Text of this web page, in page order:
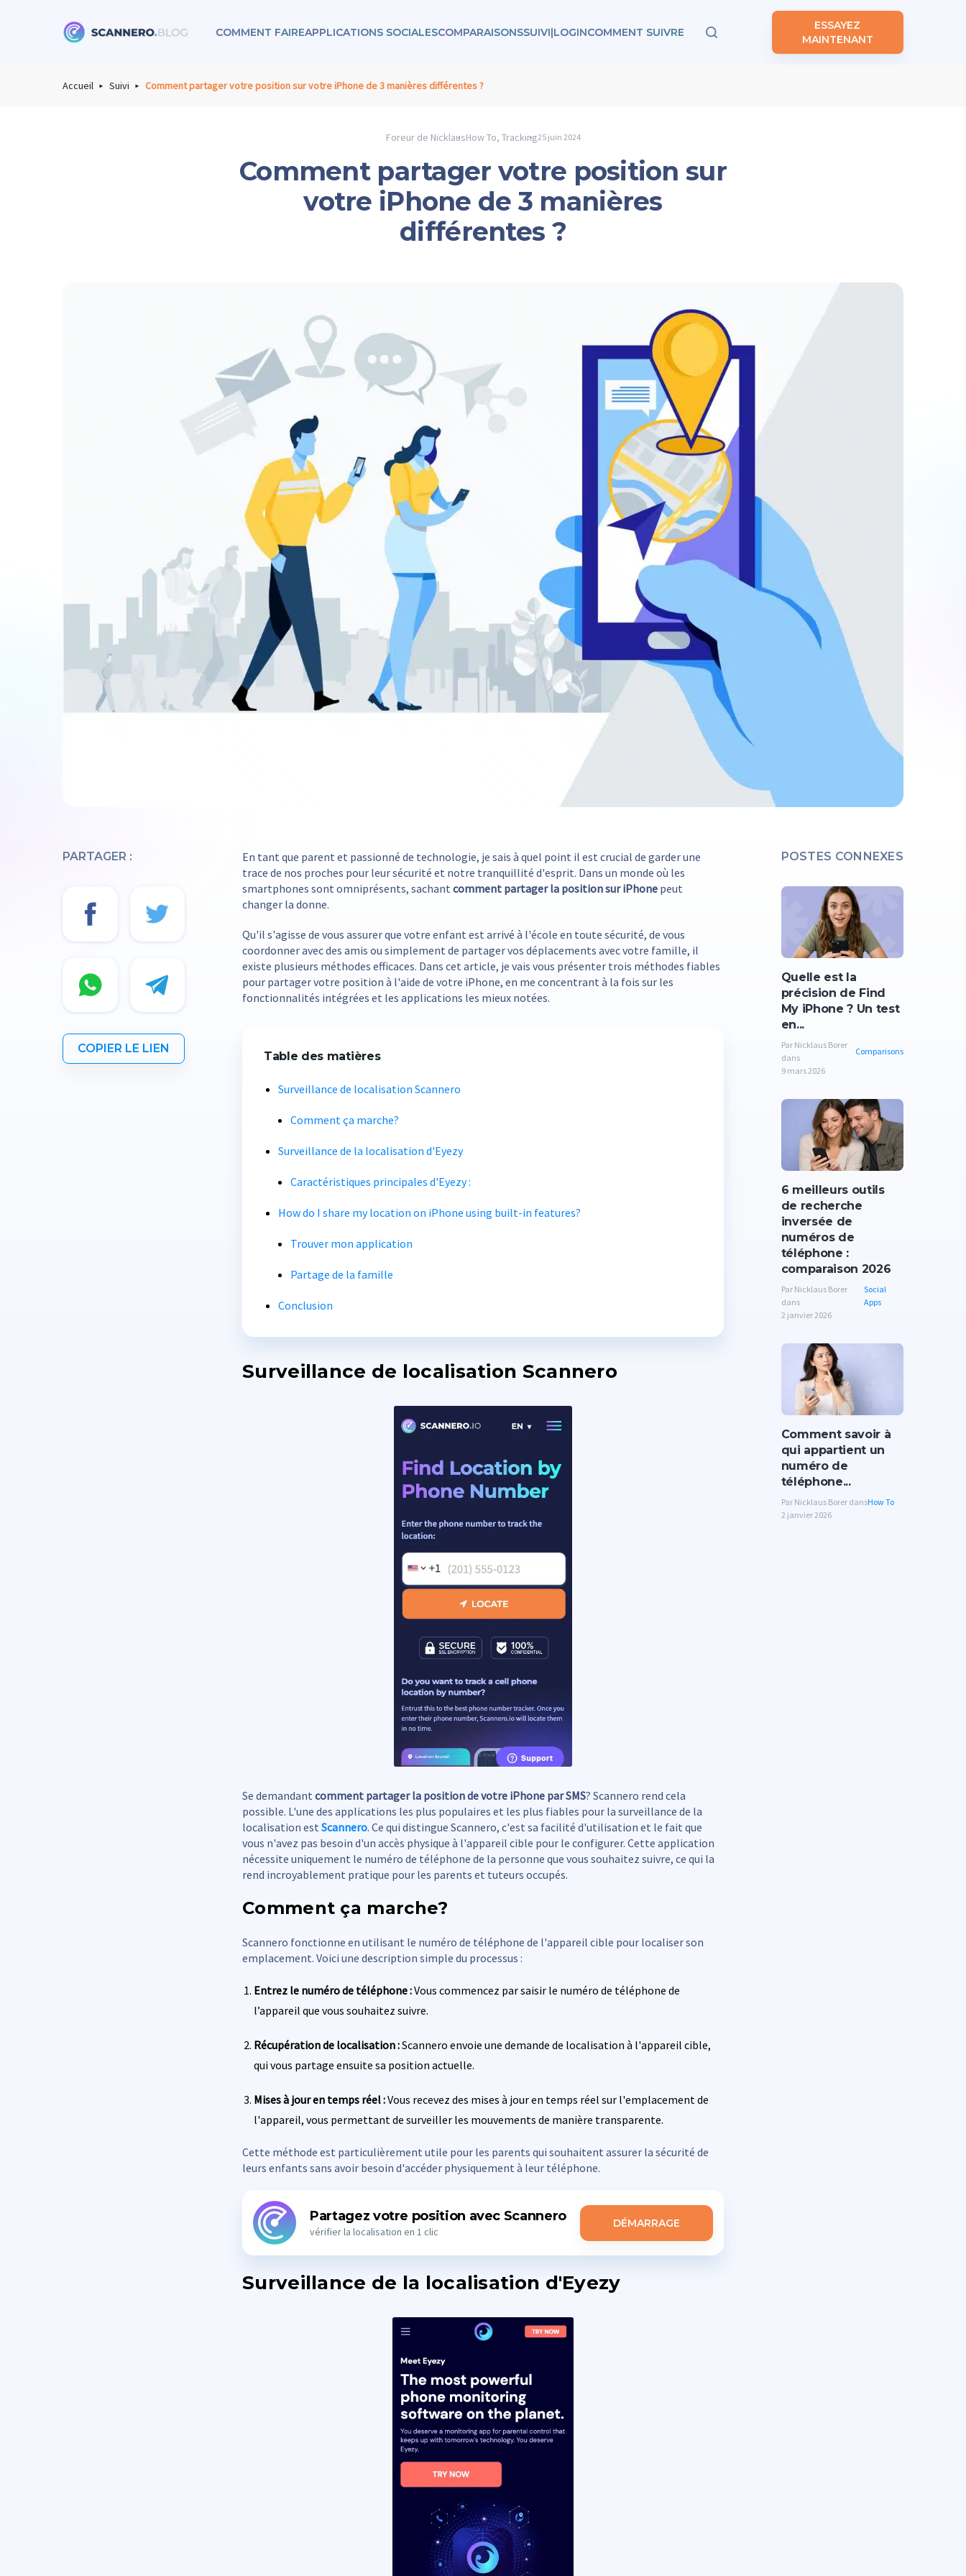
COMMENT FAIREAPPLICATIONS SOCIALESCOMPARAISONSSUIVI|LOGINCOMMENT SUIVRE
ESSAYEZ
MAINTENANT
Accueil Suivi Comment partager votre position sur votre iPhone de 3 manières différentes ?
Foreur de NicklausHow To, Tracking25 juin 2024
Comment partager votre position sur
votre iPhone de 3 manières
différentes ?
PARTAGER :
COPIER LE LIEN
En tant que parent et passionné de technologie, je sais à quel point il est crucial de garder une
trace de nos proches pour leur sécurité et notre tranquillité d'esprit. Dans un monde où les
smartphones sont omniprésents, sachantcomment partager la position sur iPhone peut
changer la donne.
Qu'il s'agisse de vous assurer que votre enfant est arrivé à l'école en toute sécurité, de vous
coordonner avec des amis ou simplement de partager vos déplacements avec votre famille, il
existe plusieurs méthodes efficaces. Dans cet article, je vais vous présenter trois méthodes fiables
pour partager votre position à l'aide de votre iPhone, en me concentrant à la fois sur les
fonctionnalités intégrées et les applications les mieux notées.
Table des matières
Surveillance de localisation Scannero
Comment ça marche?
Surveillance de la localisation d'Eyezy
Caractéristiques principales d'Eyezy :
How do I share my location on iPhone using built-in features?
Trouver mon application
Partage de la famille
Conclusion
Surveillance de localisation Scannero
Se demandant comment partager la position de votre iPhone par SMS? Scannero rend cela
possible. L'une des applications les plus populaires et les plus fiables pour la surveillance de la
localisation est Scannero. Ce qui distingue Scannero, c'est sa facilité d'utilisation et le fait que
vous n'avez pas besoin d'un accès physique à l'appareil cible pour le configurer. Cette application
nécessite uniquement le numéro de téléphone de la personne que vous souhaitez suivre, ce qui la
rend incroyablement pratique pour les parents et tuteurs occupés.
Comment ça marche?
Scannero fonctionne en utilisant le numéro de téléphone de l'appareil cible pour localiser son
emplacement. Voici une description simple du processus :
Entrez le numéro de téléphone :Vous commencez par saisir le numéro de téléphone de
l’appareil que vous souhaitez suivre.
Récupération de localisation :Scannero envoie une demande de localisation à l'appareil cible,
qui vous partage ensuite sa position actuelle.
Mises à jour en temps réel :Vous recevez des mises à jour en temps réel sur l'emplacement de
l'appareil, vous permettant de surveiller les mouvements de manière transparente.
Cette méthode est particulièrement utile pour les parents qui souhaitent assurer la sécurité de
leurs enfants sans avoir besoin d'accéder physiquement à leur téléphone.
Partagez votre position avec Scannero
vérifier la localisation en 1 clic
DÉMARRAGE
Surveillance de la localisation d'Eyezy
POSTES CONNEXES
Quelle est la
précision de Find
My iPhone ? Un test
en...
Par Nicklaus Borer
dans
Comparisons
9 mars 2026
6 meilleurs outils
de recherche
inversée de
numéros de
téléphone :
comparaison 2026
Par Nicklaus Borer
dans
Social
Apps
2 janvier 2026
Comment savoir à
qui appartient un
numéro de
téléphone...
Par Nicklaus Borer dansHow To
2 janvier 2026